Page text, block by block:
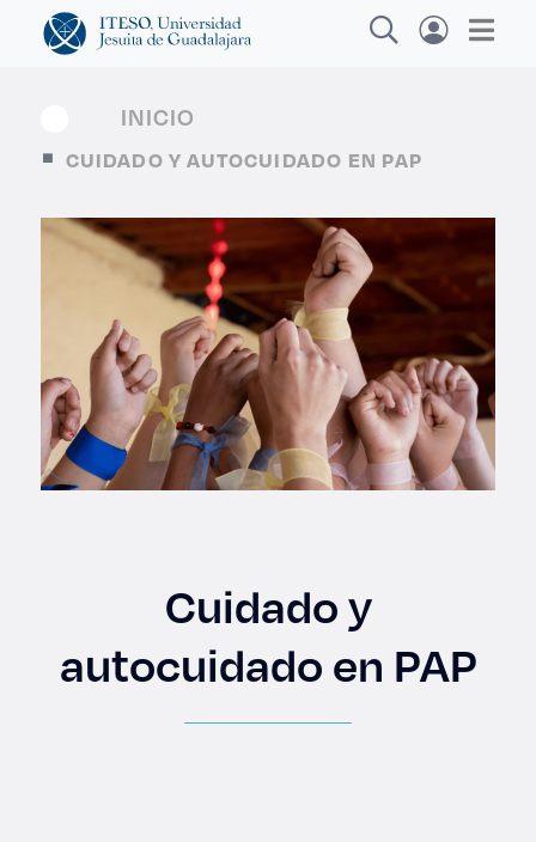
actividades y noticias
Diplomado|
Becas
INICIO
CUIDADO Y AUTOCUIDADO EN PAP
Cuidado y
autocuidado en PAP